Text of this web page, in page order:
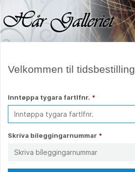
Velkommen til tidsbestilling
Inntøppa tygara fartlfnr. *
Skriva bíleggingarnummar *